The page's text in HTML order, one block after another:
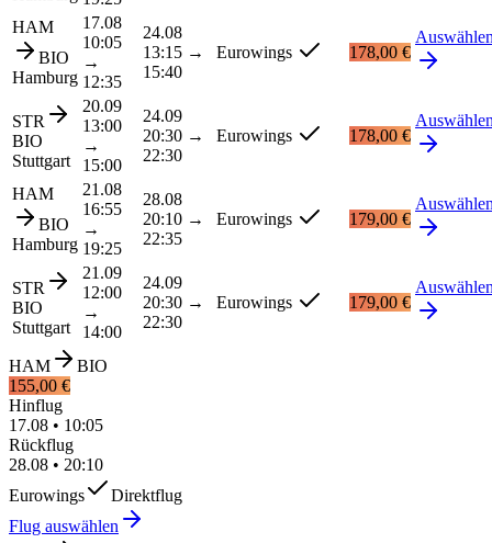
HAM
BIO
Hamburg
17.08
10:05
→
12:35
24.08
13:15 →
15:40
Eurowings 178,00 €
STR
BIO
Stuttgart
20.09
13:00
→
15:00
24.09
20:30 →
22:30
Eurowings 178,00 €
HAM
BIO
Hamburg
21.08
16:55
→
19:25
28.08
20:10 →
22:35
Eurowings 179,00 €
STR
BIO
Stuttgart
21.09
12:00
→
14:00
24.09
20:30 →
22:30
Eurowings 179,00 €
HAM
BIO
155,00 €
Hinflug
17.08 • 10:05
Rückflug
28.08 • 20:10
Eurowings
Direktflug
Flug auswählen